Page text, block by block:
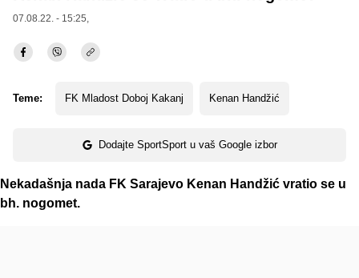
07.08.22. - 15:25,
Teme: FK Mladost Doboj Kakanj Kenan Handžić
Dodajte SportSport u vaš Google izbor
Nekadašnja nada FK Sarajevo Kenan Handžić vratio se u
bh. nogomet.